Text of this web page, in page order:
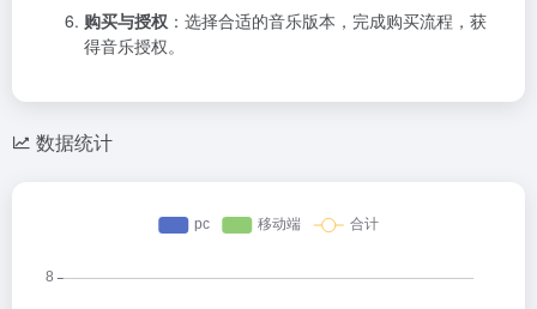
购买与授权 ：选择合适的音乐版本，完成购买流程，获
得音乐授权。
数据统计